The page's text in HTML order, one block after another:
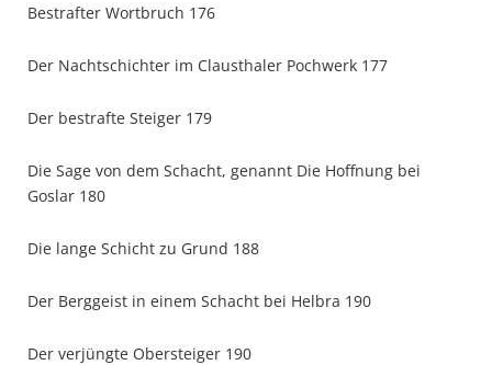
Bestrafter Wortbruch 176
Der Nachtschichter im Clausthaler Pochwerk 177
Der bestrafte Steiger 179
Die Sage von dem Schacht, genannt Die Hoffnung bei
Goslar 180
Die lange Schicht zu Grund 188
Der Berggeist in einem Schacht bei Helbra 190
Der verjüngte Obersteiger 190